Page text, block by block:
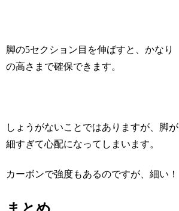
脚の5セクション目を伸ばすと、かなり
の高さまで確保できます。
しょうがないことではありますが、脚が
細すぎて心配になってしまいます。
カーボンで強度もあるのですが、細い！